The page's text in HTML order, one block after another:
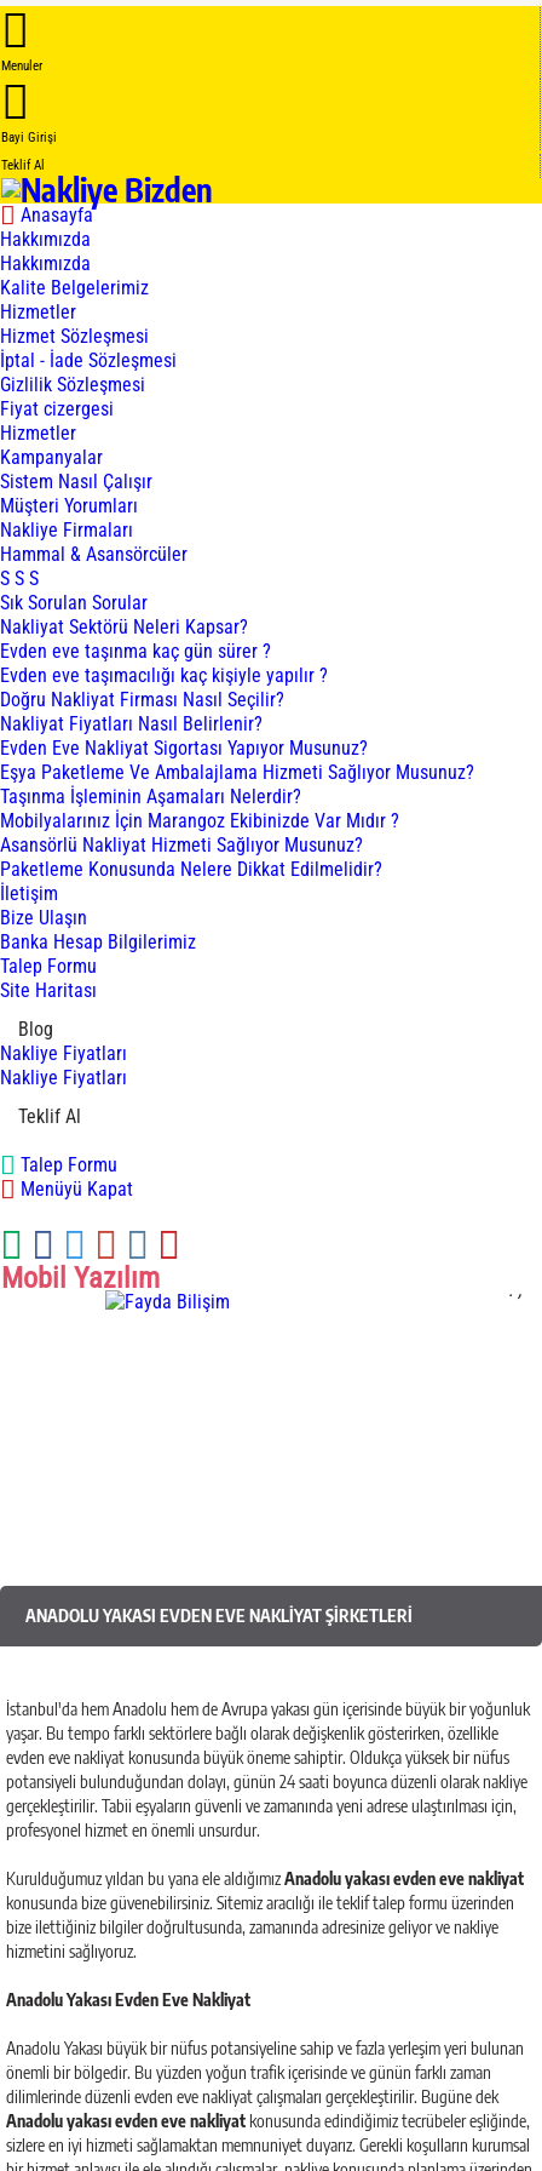
Menuler
Bayi Girişi
Teklif Al
Anasayfa
Hakkımızda
Hakkımızda
Kalite Belgelerimiz
Hizmetler
Hizmet Sözleşmesi
İptal - İade Sözleşmesi
Gizlilik Sözleşmesi
Fiyat cizergesi
Hizmetler
Kampanyalar
Sistem Nasıl Çalışır
Müşteri Yorumları
Nakliye Firmaları
Hammal & Asansörcüler
S S S
Sık Sorulan Sorular
Nakliyat Sektörü Neleri Kapsar?
Evden eve taşınma kaç gün sürer ?
Evden eve taşımacılığı kaç kişiyle yapılır ?
Doğru Nakliyat Firması Nasıl Seçilir?
Nakliyat Fiyatları Nasıl Belirlenir?
Evden Eve Nakliyat Sigortası Yapıyor Musunuz?
Eşya Paketleme Ve Ambalajlama Hizmeti Sağlıyor Musunuz?
Taşınma İşleminin Aşamaları Nelerdir?
Mobilyalarınız İçin Marangoz Ekibinizde Var Mıdır ?
Asansörlü Nakliyat Hizmeti Sağlıyor Musunuz?
Paketleme Konusunda Nelere Dikkat Edilmelidir?
İletişim
Bize Ulaşın
Banka Hesap Bilgilerimiz
Talep Formu
Site Haritası
Blog
Nakliye Fiyatları
Nakliye Fiyatları
Teklif Al
Talep Formu
Menüyü Kapat
Mobil Yazılım . ,
ANADOLU YAKASI EVDEN EVE NAKLIYAT ŞIRKETLERI
İstanbul'da hem Anadolu hem de Avrupa yakası gün içerisinde büyük bir yoğunluk
yaşar. Bu tempo farklı sektörlere bağlı olarak değişkenlik gösterirken, özellikle
evden eve nakliyat konusunda büyük öneme sahiptir. Oldukça yüksek bir nüfus
potansiyeli bulunduğundan dolayı, günün 24 saati boyunca düzenli olarak nakliye
gerçekleştirilir. Tabii eşyaların güvenli ve zamanında yeni adrese ulaştırılması için,
profesyonel hizmet en önemli unsurdur.
Kurulduğumuz yıldan bu yana ele aldığımızAnadolu yakası evden eve nakliyat
konusunda bize güvenebilirsiniz. Sitemiz aracılığı ile teklif talep formu üzerinden
bize ilettiğiniz bilgiler doğrultusunda, zamanında adresinize geliyor ve nakliye
hizmetini sağlıyoruz.
Anadolu Yakası Evden Eve Nakliyat
Anadolu Yakası büyük bir nüfus potansiyeline sahip ve fazla yerleşim yeri bulunan
önemli bir bölgedir. Bu yüzden yoğun trafik içerisinde ve günün farklı zaman
dilimlerinde düzenli evden eve nakliyat çalışmaları gerçekleştirilir. Bugüne dek
Anadolu yakası evden eve nakliyatkonusunda edindiğimiz tecrübeler eşliğinde,
sizlere en iyi hizmeti sağlamaktan memnuniyet duyarız. Gerekli koşulların kurumsal